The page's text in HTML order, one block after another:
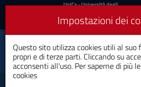
Vai
UniCa
Accedi
UniCa- Università degli
Accedi UniCA
Toggle
navigation
Ricerca e Innovazione
Sociale
Dottorato di Ricerca
Impostazioni dei
Questo sito utilizza cookies utili al suo
propri e di terze parti. Cliccando su
acconsenti all'uso. Per saperne di più
cookies